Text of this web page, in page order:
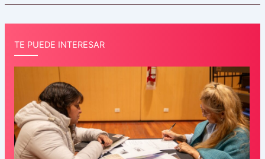
TE PUEDE INTERESAR